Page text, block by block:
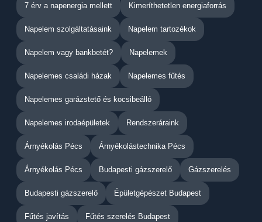
7 érv a napenergia mellett Kimeríthetetlen energiaforrás
Napelem szolgáltatásaink Napelem tartozékok
Napelem vagy bankbetét? Napelemek
Napelemes családi házak Napelemes fűtés
Napelemes garázstető és kocsibeálló
Napelemes irodaépületek Rendszeráraink
Árnyékolás Pécs Árnyékolástechnika Pécs
Árnyékolás Pécs Budapesti gázszerelő Gázszerelés
Budapesti gázszerelő Épületgépészet Budapest
Fűtés javítás Fűtés szerelés Budapest